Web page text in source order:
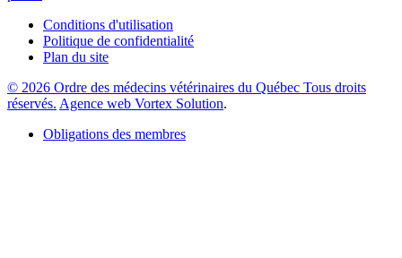
Conditions d'utilisation
Politique de confidentialité
Plan du site
© 2026 Ordre des médecins vétérinaires du Québec Tous droits
réservés. Agence web Vortex Solution.
Obligations des membres